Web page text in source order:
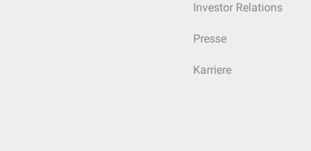
Investor Relations
Presse
Karriere